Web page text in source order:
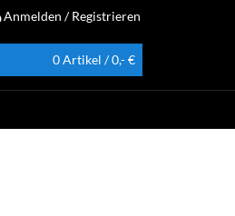
Anmelden / Registrieren
0 Artikel / 0,- €